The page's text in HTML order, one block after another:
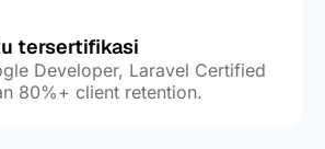
tersertifikasi
Developer, Laravel Certified
80%+ client retention.